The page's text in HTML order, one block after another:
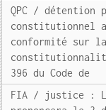
QPC / détention
constitutionnel
conformité sur
396 du Code de
FIA / justice :